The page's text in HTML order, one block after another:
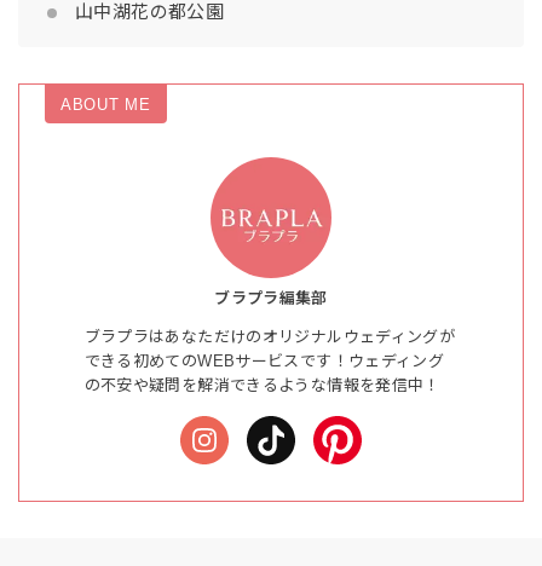
山中湖花の都公園
ABOUT ME
ブラプラ編集部
ブラプラはあなただけのオリジナルウェディングが
できる初めてのWEBサービスです！ウェディング
の不安や疑問を解消できるような情報を発信中！